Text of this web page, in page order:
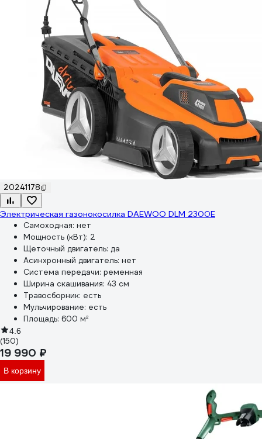
20241178
Электрическая газонокосилка DAEWOO DLM 2300E
Самоходная: нет
Мощность (кВт): 2
Щеточный двигатель: да
Асинхронный двигатель: нет
Система передачи: ременная
Ширина скашивания: 43 см
Травосборник: есть
Мульчирование: есть
Площадь: 600 м²
4.6
(150)
19 990 ₽
В корзину